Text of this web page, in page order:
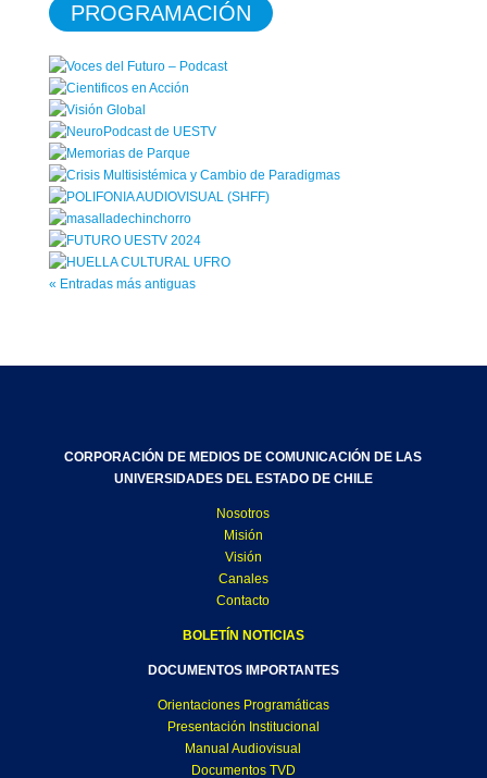
PROGRAMACIÓN
« Entradas más antiguas
CORPORACIÓN DE MEDIOS DE COMUNICACIÓN DE LAS
UNIVERSIDADES DEL ESTADO DE CHILE
Nosotros
Misión
Visión
Canales
Contacto
BOLETÍN NOTICIAS
DOCUMENTOS IMPORTANTES
Orientaciones Programáticas
Presentación Institucional
Manual Audiovisual
Documentos TVD